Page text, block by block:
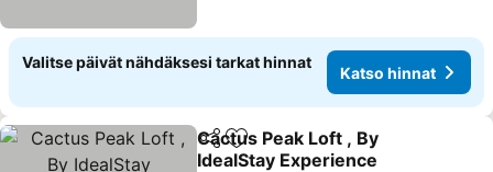
Valitse päivät nähdäksesi tarkat hinnat
Katso hinnat
Jaa Lisää suosikkeihin
Cactus Peak Loft , By
IdealStay Experience